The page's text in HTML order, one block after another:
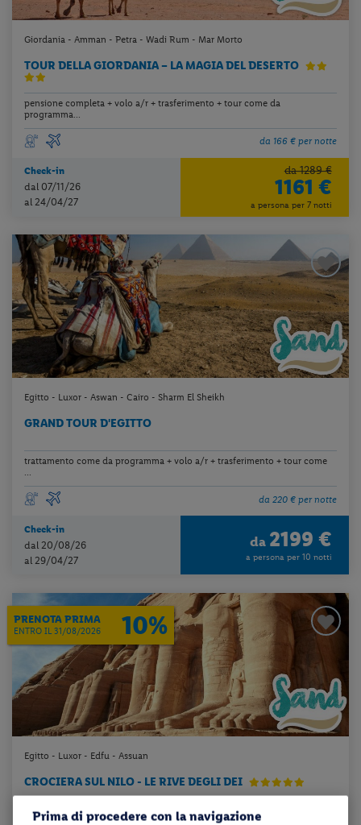
Giordania - Amman - Petra - Wadi Rum - Mar Morto
TOUR DELLA GIORDANIA – LA MAGIA DEL DESERTO
pensione completa + volo a/r + trasferimento + tour come da
programma...
da 166 € per notte
Check-in
dal 07/11/26
al 24/04/27
da 1289 €
1161 €
a persona per 7 notti
Egitto - Luxor - Aswan - Cairo - Sharm El Sheikh
GRAND TOUR D'EGITTO
trattamento come da programma + volo a/r + trasferimento + tour come
...
da 220 € per notte
Check-in
dal 20/08/26
al 29/04/27
da 2199 €
a persona per 10 notti
PRENOTA PRIMA
ENTRO IL 31/08/2026 10%
Egitto - Luxor - Edfu - Assuan
CROCIERA SUL NILO - LE RIVE DEGLI DEI
pensione completa + volo a/r + trasferimento + tour come da
Prima di procedere con la navigazione